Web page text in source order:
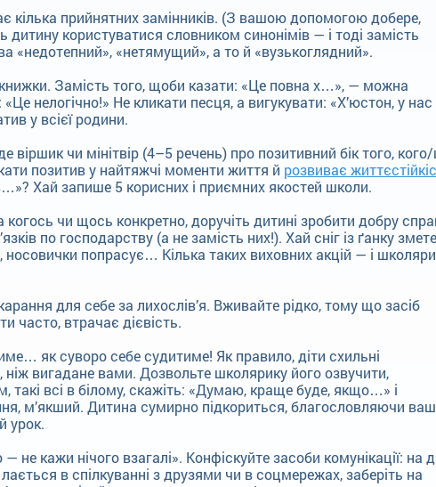
кілька прийнятних замінників. (З вашою допомогою добере,
дитину користуватися словником синонімів — і тоді замість
«недотепний», «нетямущий», а то й «вузькоглядний».
книжки. Замість того, щоби казати: «Це повна х…», — можна
нелогічно!» Не кликати песця, а вигукувати: «Х’юстон, у нас
у всієї родини.
чи мінітвір (4–5 речень) про позитивний бік того,
позитив у найтяжчі моменти життя й розвиває
Хай запише 5 корисних і приємних якостей школи.
чи щось конкретно, доручіть дитині зробити добру
по господарству (а не замість них!). Хай сніг із ґанку
носовички попрасує… Кілька таких виховних акцій — і
для себе за лихослів’я. Вживайте рідко, тому що засіб
часто, втрачає дієвість.
як суворо себе судитиме! Як правило, діти схильні
ніж вигадане вами. Дозвольте школярику його озвучити,
такі всі в білому, скажіть: «Думаю, краще буде, якщо…» і
м’якший. Дитина сумирно підкориться, благословляючи
урок.
кажи нічого взагалі». Конфіскуйте засоби комунікації: на
в спілкуванні з друзями чи в соцмережах, заберіть на